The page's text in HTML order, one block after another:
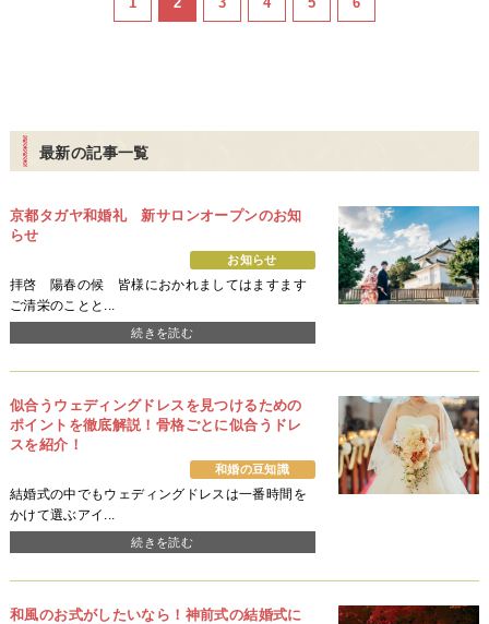
最新の記事一覧
京都タガヤ和婚礼 新サロンオープンのお知
らせ
お知らせ
拝啓 陽春の候 皆様におかれましてはますます
ご清栄のことと...
続きを読む
似合うウェディングドレスを見つけるための
ポイントを徹底解説！骨格ごとに似合うドレ
スを紹介！
和婚の豆知識
結婚式の中でもウェディングドレスは一番時間を
かけて選ぶアイ...
続きを読む
和風のお式がしたいなら！神前式の結婚式に